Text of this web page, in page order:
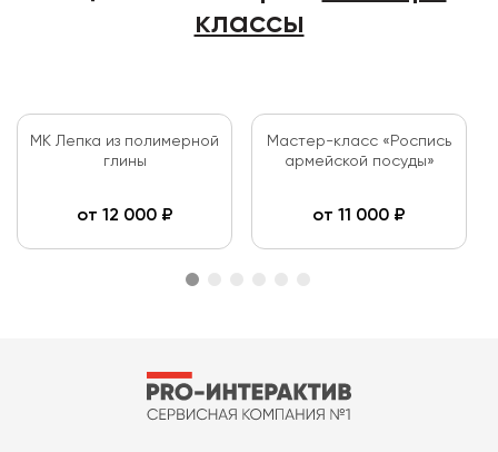
классы
МК Лепка из полимерной
глины
от 12 000₽
Мастер-класс «Роспись
армейской посуды»
от 11 000 ₽